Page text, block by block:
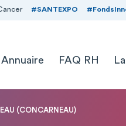
#SANTEXPO
Annuaire FAQ RH
(CONCARNEAU)